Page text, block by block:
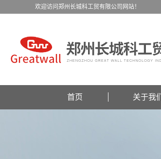
欢迎访问郑州长城科工贸有限公司网站！
首页 关于我们